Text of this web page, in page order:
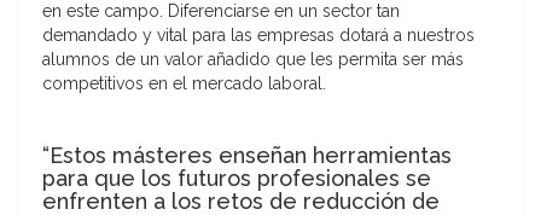
en este campo. Diferenciarse en un sector tan
demandado y vital para las empresas dotará a nuestros
alumnos de un valor añadido que les permita ser más
competitivos en el mercado laboral.
“Estos másteres enseñan herramientas
para que los futuros profesionales se
enfrenten a los retos de reducción de